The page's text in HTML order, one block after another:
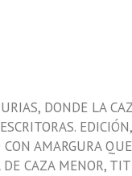
DONDE LA
AMARGURA
CAZA MENOR,